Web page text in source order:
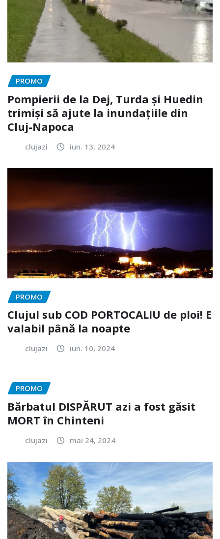
PROMO
Pompierii de la Dej, Turda și Huedin
trimiși să ajute la inundațiile din
Cluj-Napoca
clujazi iun. 13, 2024
PROMO
Clujul sub COD PORTOCALIU de ploi! E
valabil până la noapte
clujazi iun. 10, 2024
PROMO
Bărbatul DISPĂRUT azi a fost găsit
MORT în Chinteni
clujazi mai 24, 2024